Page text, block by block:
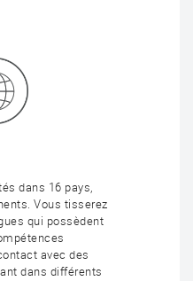
dans 16 pays,
Vous tisserez
qui possèdent
avec des
dans différents